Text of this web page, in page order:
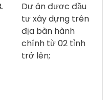
Dự án được đầu
tư xây dựng trên
địa bàn hành
chính từ 02 tỉnh
trở lên;